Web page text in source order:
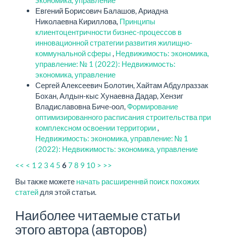
Евгений Борисович Балашов, Ариадна
Николаевна Кириллова, Принципы
клиентоцентричности бизнес-процессов в
инновационной стратегии развития жилищно-
коммунальной сферы , Недвижимость: экономика,
управление: № 1 (2022): Недвижимость:
экономика, управление
Сергей Алексеевич Болотин, Хайтам Абдулраззак
Бохан, Алдын-кыс Хунаевна Дадар, Хензиг
Владиславовна Биче-оол,Формирование
оптимизированного расписания строительства при
комплексном освоении территории,
Недвижимость: экономика, управление: № 1
(2022): Недвижимость: экономика, управление
<< < 1 2 3 4 5 6 78 9 10 > >>
Вы также можете начать расширеннвй поиск похожих
статей для этой статьи.
Наиболее читаемые статьи
этого автора (авторов)